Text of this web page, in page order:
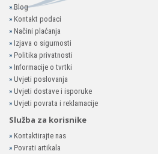
»Blog
» Kontakt podaci
» Načini plaćanja
» Izjava o sigurnosti
» Politika privatnosti
» Informacije o tvrtki
» Uvjeti poslovanja
» Uvjeti dostave i isporuke
» Uvjeti povrata i reklamacije
Služba za korisnike
» Kontaktirajte nas
» Povrati artikala